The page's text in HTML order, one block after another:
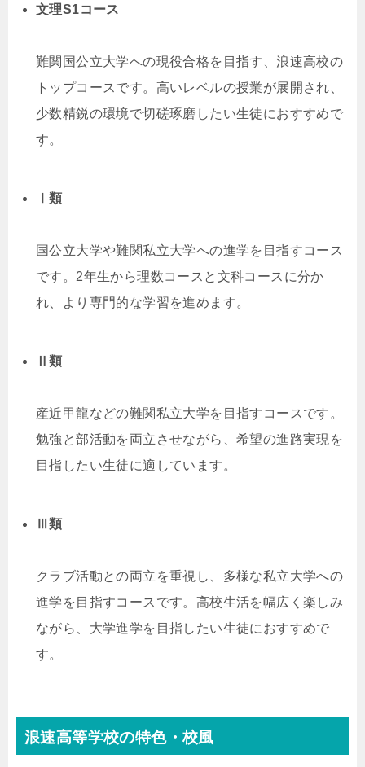
文理S1コース
難関国公立大学への現役合格を目指す、浪速高校の
トップコースです。高いレベルの授業が展開され、
少数精鋭の環境で切磋琢磨したい生徒におすすめで
す。
Ⅰ類
国公立大学や難関私立大学への進学を目指すコース
です。2年生から理数コースと文科コースに分か
れ、より専門的な学習を進めます。
Ⅱ類
産近甲龍などの難関私立大学を目指すコースです。
勉強と部活動を両立させながら、希望の進路実現を
目指したい生徒に適しています。
Ⅲ類
クラブ活動との両立を重視し、多様な私立大学への
進学を目指すコースです。高校生活を幅広く楽しみ
ながら、大学進学を目指したい生徒におすすめで
す。
浪速高等学校の特色・校風